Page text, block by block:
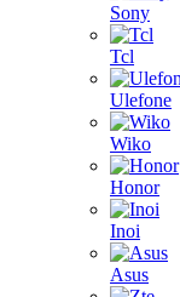
Sony
Tcl
Ulefone
Wiko
Honor
Inoi
Asus